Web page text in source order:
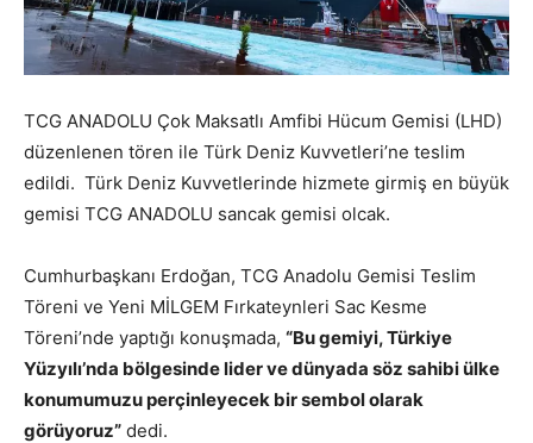
TCG ANADOLU Çok Maksatlı Amfibi Hücum Gemisi (LHD)
düzenlenen tören ile Türk Deniz Kuvvetleri’ne teslim
edildi. Türk Deniz Kuvvetlerinde hizmete girmiş en büyük
gemisi TCG ANADOLU sancak gemisi olcak.
Cumhurbaşkanı Erdoğan, TCG Anadolu Gemisi Teslim
Töreni ve Yeni MİLGEM Fırkateynleri Sac Kesme
Töreni’nde yaptığı konuşmada, “Bu gemiyi, Türkiye
Yüzyılı’nda bölgesinde lider ve dünyada söz sahibi ülke
konumumuzu perçinleyecek bir sembol olarak
görüyoruz” dedi.